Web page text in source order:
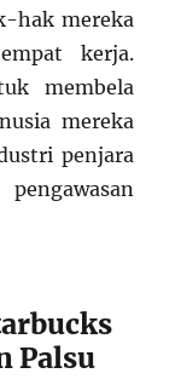
hak mereka
kerja.
membela
mereka
penjara
Palsu